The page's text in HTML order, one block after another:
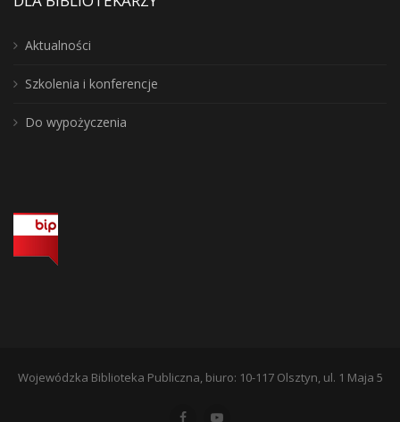
Aktualności
Szkolenia i konferencje
Do wypożyczenia
Wojewódzka Biblioteka Publiczna, biuro: 10-117 Olsztyn, ul. 1 Maja 5